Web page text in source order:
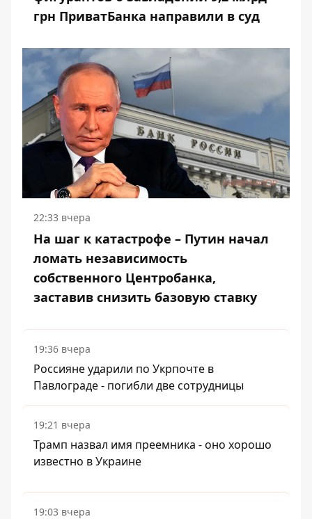
грн ПриватБанка направили в суд
22:33 вчера
На шаг к катастрофе – Путин начал
ломать независимость
собственного Центробанка,
заставив снизить базовую ставку
19:36 вчера
Россияне ударили по Укрпочте в
Павлограде - погибли две сотрудницы
19:21 вчера
Трамп назвал имя преемника - оно хорошо
известно в Украине
19:03 вчера